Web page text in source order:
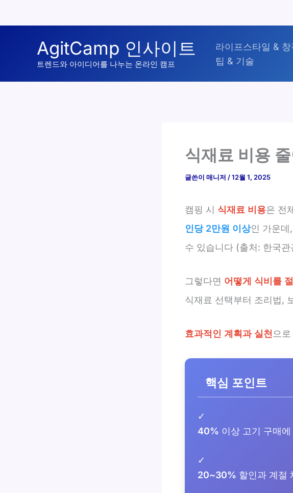
AgitCamp 인사이트
트렌드와 아이디어를 나누는 온라인 캠프
라이프스타일 & 창
팁 & 기술
식재료 비용
글쓴이 매니저 /12월 1, 2025
캠핑 시 식재료 비용은 전
인당 2만원 이상인 가운데
수 있습니다 (출처: 한국
그렇다면 어떻게 식비를
식재료 선택부터 조리법,
효과적인 계획과 실천 으
핵심 포인트
✓
40% 이상 고기 구매
✓
20~30% 할인과 계절